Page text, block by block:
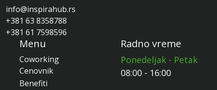
info@inspirahub.rs
+381 63 8358788
+381 61 7598596
Menu
Coworking
Cenovnik
Benefiti
Radno vreme
Ponedeljak - Petak
08:00 - 16:00